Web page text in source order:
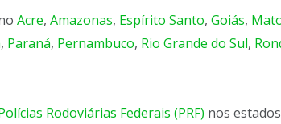
Acre,Amazonas, Espírito Santo,Goiás,
, Paraná, Pernambuco, Rio Grande do Sul,
Rodoviárias Federais (PRF) nos